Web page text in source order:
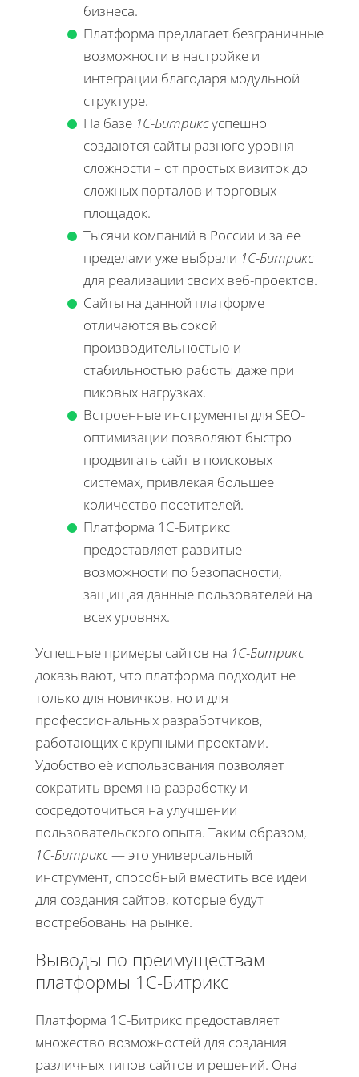
бизнеса.
Платформа предлагает безграничные
возможности в настройке и
интеграции благодаря модульной
структуре.
На базе 1С-Битриксуспешно
создаются сайты разного уровня
сложности – от простых визиток до
сложных порталов и торговых
площадок.
Тысячи компаний в России и за её
пределами уже выбрали 1С-Битрикс
для реализации своих веб-проектов.
Сайты на данной платформе
отличаются высокой
производительностью и
стабильностью работы даже при
пиковых нагрузках.
Встроенные инструменты для SEO-
оптимизации позволяют быстро
продвигать сайт в поисковых
системах, привлекая большее
количество посетителей.
Платформа 1С-Битрикс
предоставляет развитые
возможности по безопасности,
защищая данные пользователей на
всех уровнях.
Успешные примеры сайтов на 1С-Битрикс
доказывают, что платформа подходит не
только для новичков, но и для
профессиональных разработчиков,
работающих с крупными проектами.
Удобство её использования позволяет
сократить время на разработку и
сосредоточиться на улучшении
пользовательского опыта. Таким образом,
1С-Битрикс— это универсальный
инструмент, способный вместить все идеи
для создания сайтов, которые будут
востребованы на рынке.
Выводы по преимуществам
платформы 1С-Битрикс
Платформа 1С-Битрикс предоставляет
множество возможностей для создания
различных типов сайтов и решений. Она